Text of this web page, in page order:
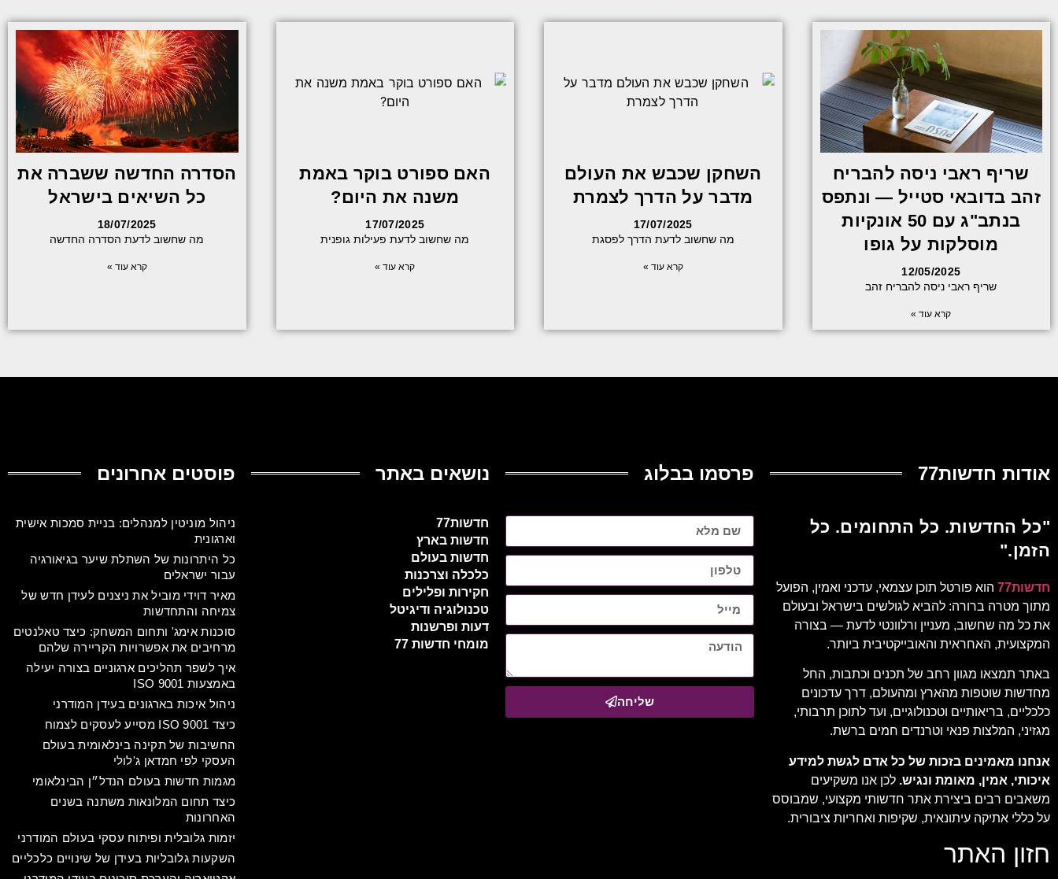
שריף ראבי ניסה להבריח
זהב בדובאי סטייל — ונתפס
בנתב"ג עם 50 אונקיות
מוסלקות על גופו
12/05/2025
שריף ראבי ניסה להבריח זהב
קרא עוד »
השחקן שכבש את העולם
מדבר על הדרך לצמרת
17/07/2025
מה שחשוב לדעת הדרך לפסגת
קרא עוד »
האם ספורט בוקר באמת
משנה את היום?
17/07/2025
מה שחשוב לדעת פעילות גופנית
קרא עוד »
הסדרה החדשה ששברה את
כל השיאים בישראל
18/07/2025
מה שחשוב לדעת הסדרה החדשה
קרא עוד »
אודות חדשות77
"כל החדשות. כל התחומים. כל
הזמן."
חדשות77
הוא פורטל תוכן עצמאי, עדכני ואמין, הפועל
מתוך מטרה ברורה: להביא לגולשים בישראל ובעולם
את כל מה שחשוב, מעניין ורלוונטי לדעת — בצורה
המקצועית, האחראית והאובייקטיבית ביותר.
באתר תמצאו מגוון רחב של תכנים וכתבות, החל
מחדשות שוטפות מהארץ ומהעולם, דרך עדכונים
כלכליים, בריאותיים וטכנולוגיים, ועד לתוכן תרבותי,
מגזיני, המלצות פנאי וטרנדים חמים ברשת.
אנחנו מאמינים בזכות של כל אדם לגשת למידע
איכותי, אמין, מאומת ונגיש. לכן אנו משקיעים
משאבים רבים ביצירת אתר חדשותי מקצועי, שמבוסס
על כללי אתיקה עיתונאית, שקיפות ואחריות ציבורית.
חזון האתר
פרסמו בבלוג
שליחה
נושאים באתר
חדשות77
חדשות בארץ
חדשות בעולם
כלכלה וצרכנות
חקירות ופלילים
טכנולוגיה ודיגיטל
דעות ופרשנות
מומחי חדשות 77
פוסטים אחרונים
ניהול מוניטין למנהלים: בניית סמכות אישית
וארגונית
כל היתרונות של השתלת שיער בגיאורגיה
עבור ישראלים
מאיר דוידי מוביל את ניצנים לעידן חדש של
צמיחה והתחדשות
סוכנות אימג' ותחום המשחק: כיצד טאלנטים
מרחיבים את אפשרויות הקריירה שלהם
איך לשפר תהליכים ארגוניים בצורה יעילה
באמצעות ISO 9001
ניהול איכות בארגונים בעידן המודרני
כיצד ISO 9001 מסייע לעסקים לצמוח
החשיבות של תקינה בינלאומית בעולם
העסקי לפי חמדאן ג'לולי
מגמות חדשות בעולם הנדל״ן הבינלאומי
כיצד תחום המלונאות משתנה בשנים
האחרונות
יזמות גלובלית ופיתוח עסקי בעולם המודרני
השקעות גלובליות בעידן של שינויים כלכליים